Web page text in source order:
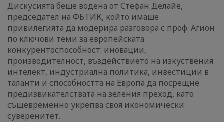
Дискусията беше водена от Стефан Делайе,
председател на ФБТИК, който имаше
привилегията да модерира разговора с проф. Агион
по ключови теми за европейската
конкурентоспособност: иновации,
производителност, въздействието на изкуствения
интелект, индустриална политика, инвестиции в
таланти и способността на Европа да посрещне
предизвикателствата на зеления преход, като
същевременно укрепва своя икономически
суверенитет.